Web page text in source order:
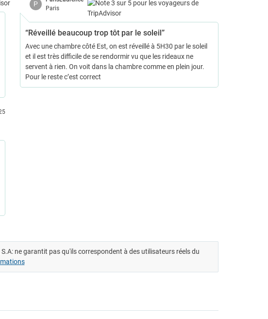
P
Paris
“Réveillé beaucoup trop tôt par le soleil”
Avec une chambre côté Est, on est réveillé à 5H30 par le soleil
et il est très difficile de se rendormir vu que les rideaux ne
servent à rien. On voit dans la chambre comme en plein jour.
Pour le reste c’est correct
ne garantit pas qu'ils correspondent à des utilisateurs réels du